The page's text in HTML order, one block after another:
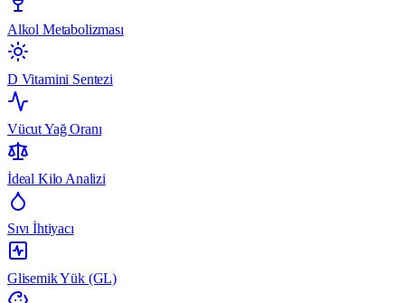
Alkol Metabolizması
D Vitamini Sentezi
Vücut Yağ Oranı
İdeal Kilo Analizi
Sıvı İhtiyacı
Glisemik Yük (GL)